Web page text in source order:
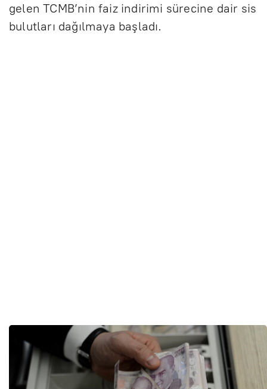
gelen TCMB’nin faiz indirimi sürecine dair sis
bulutları dağılmaya başladı.